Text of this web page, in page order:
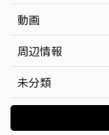
動画
周辺情報
未分類